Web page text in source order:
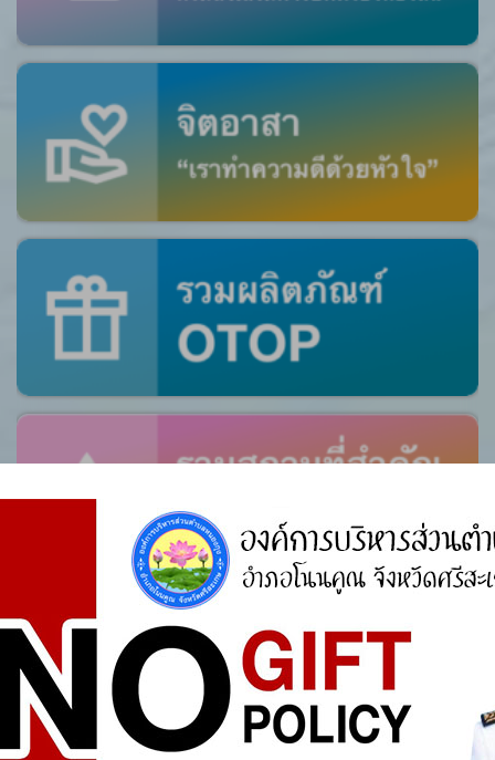
ศูนย์ร้องเรียน
สำนักงานคณะกรรมการป้องกันและปราบปรามการ
ทุจริตแห่งชาติ (ป.ป.ช.)
สำนักงานคณะกรรมการป้องกันและปราบปรามการ
ทุจริตในภาครัฐ